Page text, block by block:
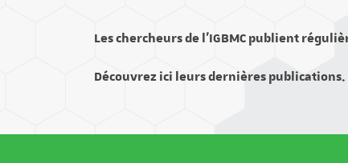
Les chercheurs de l’IGBMC publient
Découvrez ici leurs dernières publications.